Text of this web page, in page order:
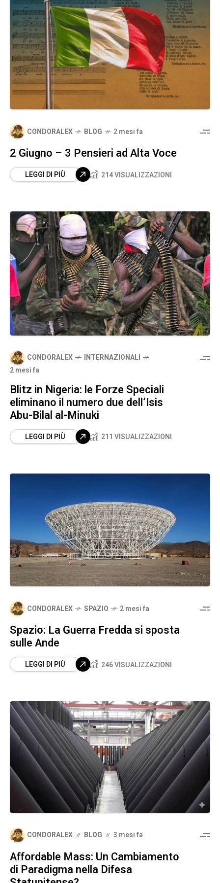
CONDORALEX BLOG 2 mesi fa
2 Giugno – 3 Pensieri ad Alta Voce
LEGGI DI PIÙ 214 VISUALIZZAZIONI
CONDORALEX
INTERNAZIONALI
2 mesi fa
Blitz in Nigeria: le Forze Speciali
eliminano il numero due dell’Isis
Abu-Bilal al-Minuki
LEGGI DI PIÙ 211 VISUALIZZAZIONI
CONDORALEX SPAZIO 2 mesi fa
Spazio: La Guerra Fredda si sposta
sulle Ande
LEGGI DI PIÙ 246 VISUALIZZAZIONI
CONDORALEX BLOG 3 mesi fa
Affordable Mass: Un Cambiamento
di Paradigma nella Difesa